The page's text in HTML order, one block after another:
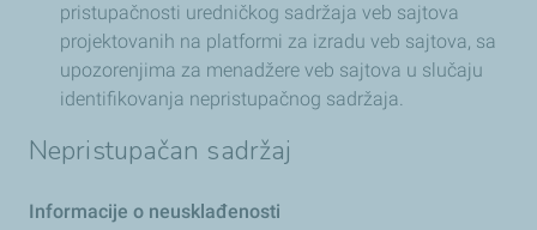
pristupačnosti uredničkog sadržaja veb sajtova
projektovanih na platformi za izradu veb sajtova, sa
upozorenjima za menadžere veb sajtova u slučaju
identifikovanja nepristupačnog sadržaja.
Nepristupačan sadržaj
Informacije o neusklađenosti